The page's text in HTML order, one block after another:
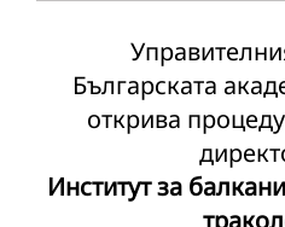
Българската
открива
Институт за